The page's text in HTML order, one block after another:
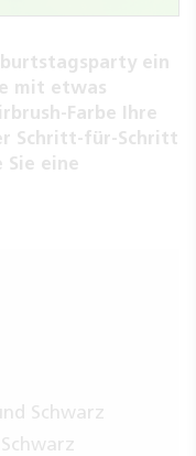
ein
mit etwas
Farbe Ihre
Schritt-für-Schritt
eine
Schwarz